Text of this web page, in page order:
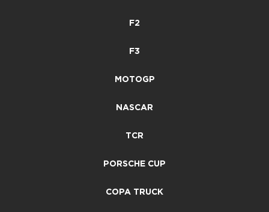
F2
F3
MOTOGP
NASCAR
TCR
PORSCHE CUP
COPA TRUCK